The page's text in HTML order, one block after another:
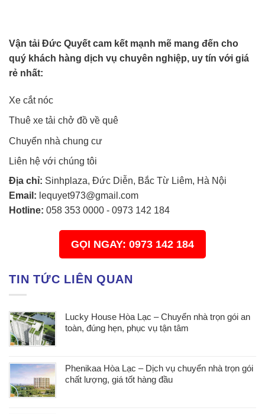
Vận tải Đức Quyết cam kết mạnh mẽ mang đến cho
quý khách hàng dịch vụ chuyên nghiệp, uy tín với giá
rẻ nhất:
Xe cắt nóc
Thuê xe tải chở đồ về quê
Chuyển nhà chung cư
Liên hệ với chúng tôi
Địa chỉ: Sinhplaza, Đức Diễn, Bắc Từ Liêm, Hà Nội
Email: lequyet973@gmail.com
Hotline: 058 353 0000 - 0973 142 184
GỌI NGAY: 0973 142 184
TIN TỨC LIÊN QUAN
Lucky House Hòa Lạc – Chuyển nhà trọn gói an
toàn, đúng hẹn, phục vụ tận tâm
Phenikaa Hòa Lạc – Dịch vụ chuyển nhà trọn gói
chất lượng, giá tốt hàng đầu